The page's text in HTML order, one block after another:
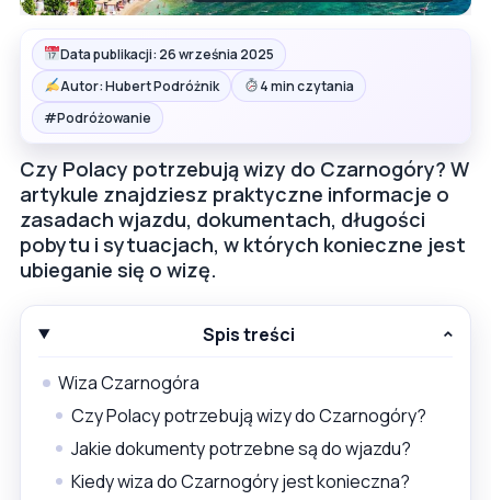
Data publikacji: 26 września 2025
Autor: Hubert Podróżnik
4 min czytania
#Podróżowanie
Czy Polacy potrzebują wizy do Czarnogóry? W
artykule znajdziesz praktyczne informacje o
zasadach wjazdu, dokumentach, długości
pobytu i sytuacjach, w których konieczne jest
ubieganie się o wizę.
Spis treści
Wiza Czarnogóra
Czy Polacy potrzebują wizy do Czarnogóry?
Jakie dokumenty potrzebne są do wjazdu?
Kiedy wiza do Czarnogóry jest konieczna?